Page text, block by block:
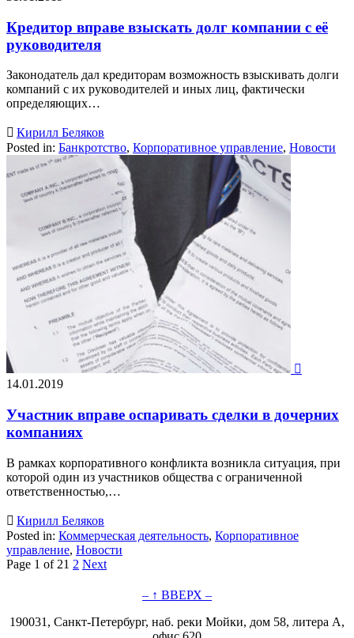
Кредитор вправе взыскать долг компании с её
руководителя
Законодатель дал кредиторам возможность взыскивать долги
компаний с их руководителей и иных лиц, фактически
определяющих…
 Кирилл Беляков
Posted in: Банкротство, Корпоративное управление, Новости

14.01.2019
Участник вправе оспаривать сделки в дочерних
компаниях
В рамках корпоративного конфликта возникла ситуация, при
которой один из участников общества с ограниченной
ответственностью,…
 Кирилл Беляков
Posted in: Коммерческая деятельность, Корпоративное
управление, Новости
Page 1 of 21 2 Next
– ↑ ВВЕРХ –
190031, Санкт-Петербург, наб. реки Мойки, дом 58, литера А,